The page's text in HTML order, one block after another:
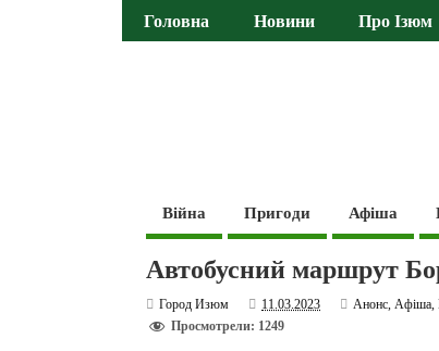
Головна Новини Про Ізюм
Війна Пригоди Афіша
Автобусний маршрут
Город Изюм 11.03.2023 Анонс,Афіша,
Просмотрели: 1249